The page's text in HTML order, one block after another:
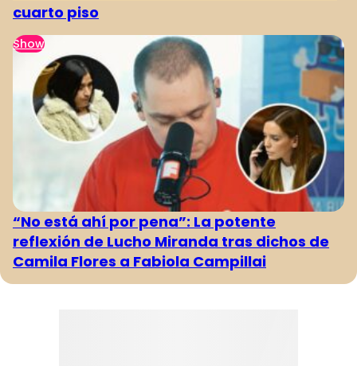
cuarto piso
Show
“No está ahí por pena”: La potente
reflexión de Lucho Miranda tras dichos de
Camila Flores a Fabiola Campillai